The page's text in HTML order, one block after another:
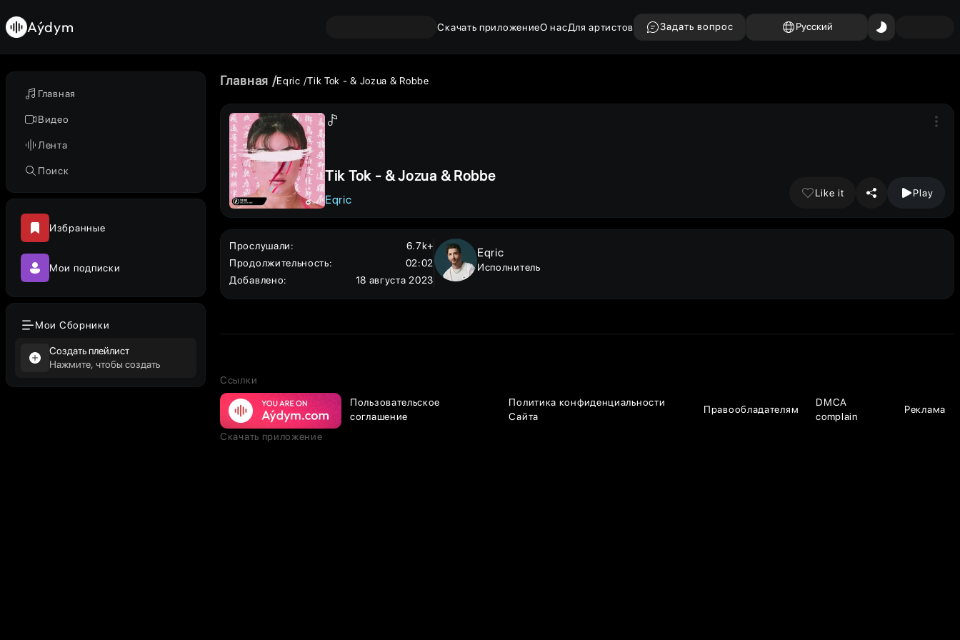
Главная
Видео
Лента
Поиск
Избранные
Мои подписки
Мои Сборники
Создать плейлист
Нажмите, чтобы создать
Aýdym Скачать приложениеО насДля артистов Задать вопрос Русский
Главная Eqric Tik Tok - & Jozua & Robbe
Tik Tok - & Jozua & Robbe
Eqric
Like it Play
Прослушали:
6.7k+
Продолжительность:
02:02
Добавлено: 18 августа 2023
Eqric
Исполнитель
Ссылки
Пользовательское
соглашение
Политика конфиденциальности
Сайта
Правообладателям
DMCA
complain
Реклама
Скачать приложение